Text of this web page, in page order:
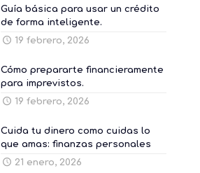
Guía básica para usar un crédito
de forma inteligente.
19 febrero, 2026
Cómo prepararte financieramente
para imprevistos.
19 febrero, 2026
Cuida tu dinero como cuidas lo
que amas: finanzas personales
21 enero, 2026